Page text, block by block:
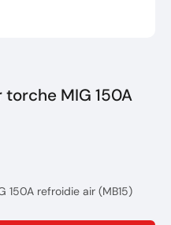
MIG 150A
150A refroidie air (MB15)